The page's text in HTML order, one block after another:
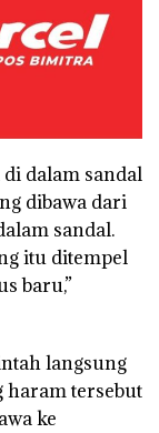
dalam sandal
dibawa dari
sandal.
itu ditempel
baru,”
langsung
haram tersebut
ke